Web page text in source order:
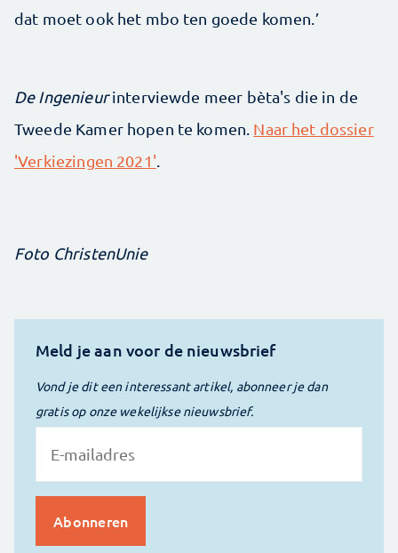
dat moet ook het mbo ten goede komen.’
De Ingenieurinterviewde meer bèta's die in de
Tweede Kamer hopen te komen. Naar het dossier
'Verkiezingen 2021'
Foto ChristenUnie
Meld je aan voor de nieuwsbrief
Vond je dit een interessant artikel, abonneer je dan
gratis op onze wekelijkse nieuwsbrief.